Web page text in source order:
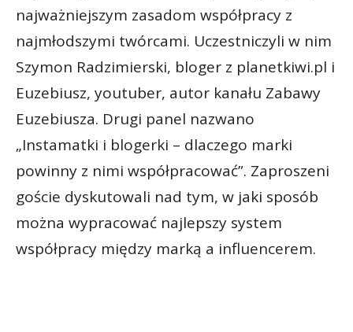
najważniejszym zasadom współpracy z
najmłodszymi twórcami. Uczestniczyli w nim
Szymon Radzimierski, bloger z planetkiwi.pl i
Euzebiusz, youtuber, autor kanału Zabawy
Euzebiusza. Drugi panel nazwano
„Instamatki i blogerki – dlaczego marki
powinny z nimi współpracować”. Zaproszeni
goście dyskutowali nad tym, w jaki sposób
można wypracować najlepszy system
współpracy między marką a influencerem.